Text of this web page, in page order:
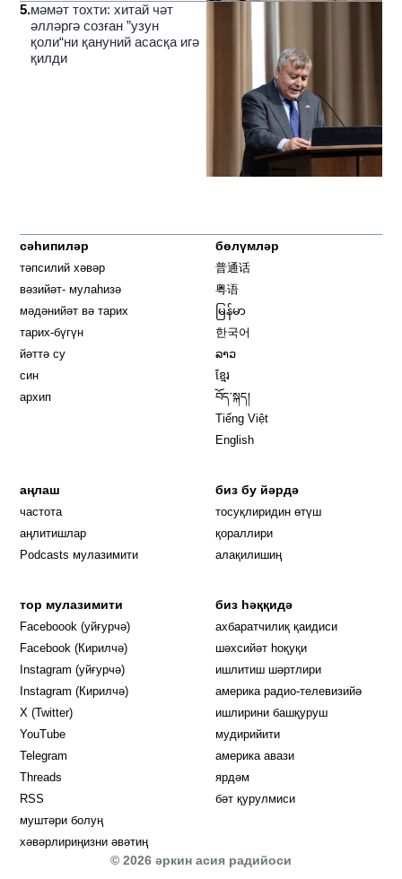
5.мәмәт тохти: хитай чәт
әлләргә созған ”узун
қоли“ни қануний асасқа игә
қилди
сәһипиләр
тәпсилий хәвәр
вәзийәт- мулаһизә
мәдәнийәт вә тарих
тарих-бүгүн
йәттә су
син
архип
бөлүмләр
普通话
粤语
မြန်မာ
한국어
ລາວ
ខ្មែរ
བོད་སྐད།
Tiếng Việt
English
аңлаш
частота
аңлитишлар
Podcasts мулазимити
биз бу йәрдә
тосуқлиридин өтүш
қораллири
алақилишиң
тор мулазимити
Faceboook (уйғурчә) Opens in new window
Facebook (Кирилчә) Opens in new window
Instagram (уйғурчә) Opens in new window
Instagram (Кирилчә) Opens in new window
X (Twitter)
YouTube
Telegram
Threads
RSS
муштәри болуң
хәвәрлириңизни әвәтиң
биз һәққидә
ахбаратчилиқ қаидиси
шәхсийәт һоқуқи
ишлитиш шәртлири
америка радио-телевизийә
ишлирини башқуруш
мудирийити
америка авази
ярдәм
бәт қурулмиси
© 2026 әркин асия радийоси